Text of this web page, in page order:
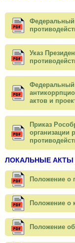
Федеральный
Указ
Федеральный
актов и
Приказ
организации
ЛОКАЛЬНЫЕ АКТЫ
Положение о
Положение о
Положение